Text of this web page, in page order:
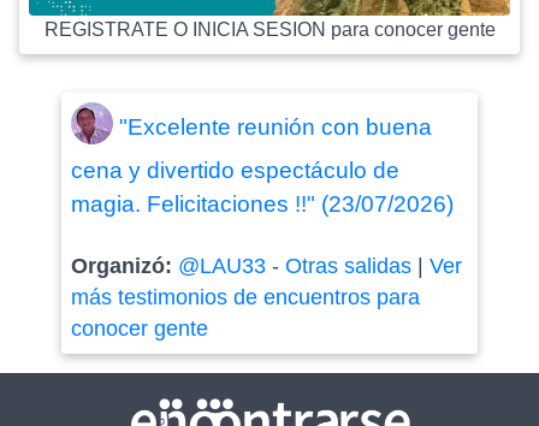
REGISTRATE O INICIA SESION para conocer gente
"Excelente reunión con buena
cena y divertido espectáculo de
magia. Felicitaciones !!" (23/07/2026)
Organizó: @LAU33- Otras salidas| Ver
más testimonios de encuentros para
conocer gente